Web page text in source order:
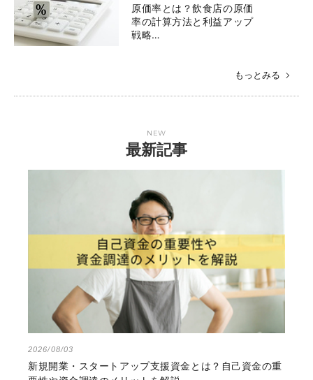
原価率とは？飲食店の原価
率の計算方法と利益アップ
戦略…
もっとみる
NEW
最新記事
2026/08/03
新規開業・スタートアップ支援資金とは？自己資金の重